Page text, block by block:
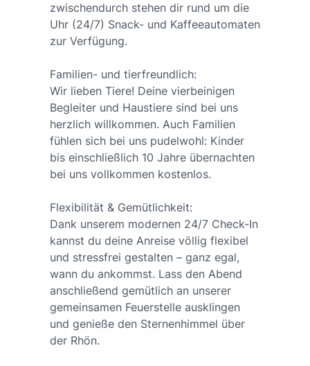
zwischendurch stehen dir rund um die
Uhr (24/7) Snack- und Kaffeeautomaten
zur Verfügung.
Familien- und tierfreundlich:
Wir lieben Tiere! Deine vierbeinigen
Begleiter und Haustiere sind bei uns
herzlich willkommen. Auch Familien
fühlen sich bei uns pudelwohl: Kinder
bis einschließlich 10 Jahre übernachten
bei uns vollkommen kostenlos.
Flexibilität & Gemütlichkeit:
Dank unserem modernen 24/7 Check-In
kannst du deine Anreise völlig flexibel
und stressfrei gestalten – ganz egal,
wann du ankommst. Lass den Abend
anschließend gemütlich an unserer
gemeinsamen Feuerstelle ausklingen
und genieße den Sternenhimmel über
der Rhön.